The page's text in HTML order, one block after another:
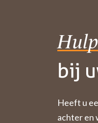
Hulp
bij
Heeft u
achter en